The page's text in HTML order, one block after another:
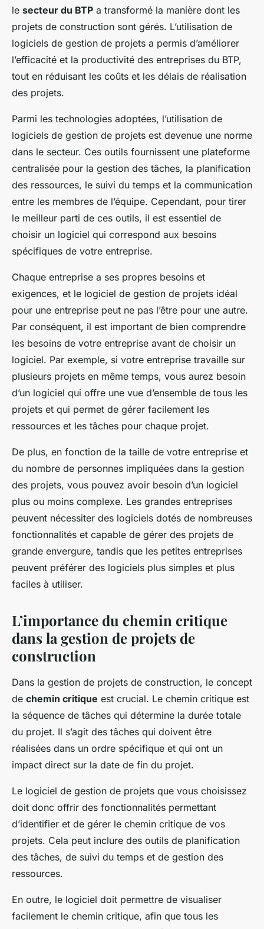
le secteur du BTP a transformé la manière dont les
projets de construction sont gérés. L’utilisation de
logiciels de gestion de projets a permis d’améliorer
l’efficacité et la productivité des entreprises du BTP,
tout en réduisant les coûts et les délais de réalisation
des projets.
Parmi les technologies adoptées, l’utilisation de
logiciels de gestion de projets est devenue une norme
dans le secteur. Ces outils fournissent une plateforme
centralisée pour la gestion des tâches, la planification
des ressources, le suivi du temps et la communication
entre les membres de l’équipe. Cependant, pour tirer
le meilleur parti de ces outils, il est essentiel de
choisir un logiciel qui correspond aux besoins
spécifiques de votre entreprise.
Chaque entreprise a ses propres besoins et
exigences, et le logiciel de gestion de projets idéal
pour une entreprise peut ne pas l’être pour une autre.
Par conséquent, il est important de bien comprendre
les besoins de votre entreprise avant de choisir un
logiciel. Par exemple, si votre entreprise travaille sur
plusieurs projets en même temps, vous aurez besoin
d’un logiciel qui offre une vue d’ensemble de tous les
projets et qui permet de gérer facilement les
ressources et les tâches pour chaque projet.
De plus, en fonction de la taille de votre entreprise et
du nombre de personnes impliquées dans la gestion
des projets, vous pouvez avoir besoin d’un logiciel
plus ou moins complexe. Les grandes entreprises
peuvent nécessiter des logiciels dotés de nombreuses
fonctionnalités et capable de gérer des projets de
grande envergure, tandis que les petites entreprises
peuvent préférer des logiciels plus simples et plus
faciles à utiliser.
L’importance du chemin critique
dans la gestion de projets de
construction
Dans la gestion de projets de construction, le concept
de chemin critique est crucial. Le chemin critique est
la séquence de tâches qui détermine la durée totale
du projet. Il s’agit des tâches qui doivent être
réalisées dans un ordre spécifique et qui ont un
impact direct sur la date de fin du projet.
Le logiciel de gestion de projets que vous choisissez
doit donc offrir des fonctionnalités permettant
d’identifier et de gérer le chemin critique de vos
projets. Cela peut inclure des outils de planification
des tâches, de suivi du temps et de gestion des
ressources.
En outre, le logiciel doit permettre de visualiser
facilement le chemin critique, afin que tous les